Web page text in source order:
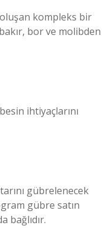
kompleks bir
bor ve molibden
ihtiyaçlarını
gübrelenecek
gübre satın
bağlıdır.